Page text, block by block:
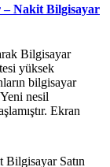
– Nakit Bilgisayar
Bilgisayar
yüksek
bilgisayar
nesil
Ekran